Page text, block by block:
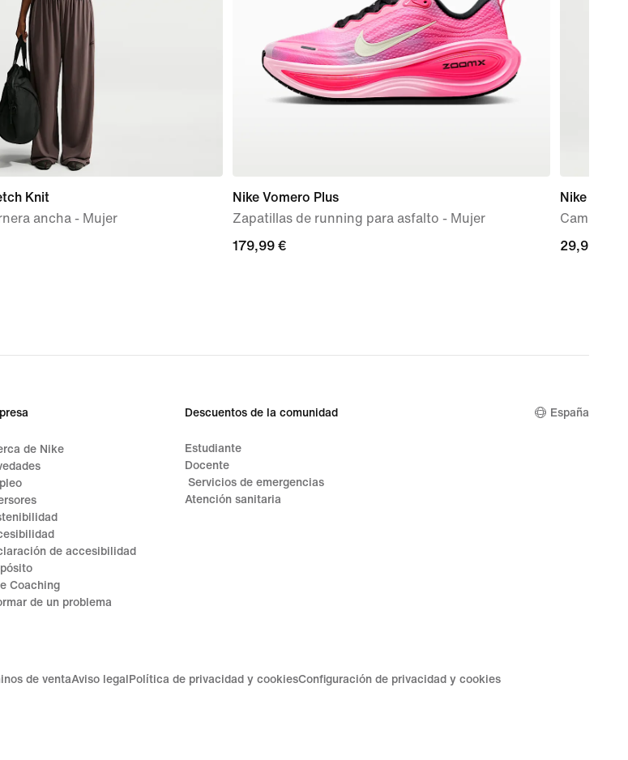
Knit
ancha - Mujer
Nike Vomero Plus
Zapatillas de running para asfalto - Mujer
179,99 €
179,99 €
Nike Miler
Camiseta
29,99 €
29,99 €
de Nike
de accesibilidad
Coaching
de un problema
Descuentos de la comunidad
Estudiante
Docente
Servicios de emergencias
Atención sanitaria
España
de ventaAviso legal Política de privacidad y cookiesConfiguración de privacidad y cookies